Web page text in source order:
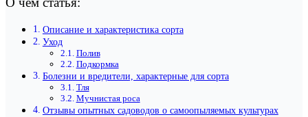
Описание и характеристика сорта
Уход
Полив
Подкормка
Болезни и вредители, характерные для сорта
Тля
Мучнистая роса
Отзывы опытных садоводов о самоопыляемых культурах